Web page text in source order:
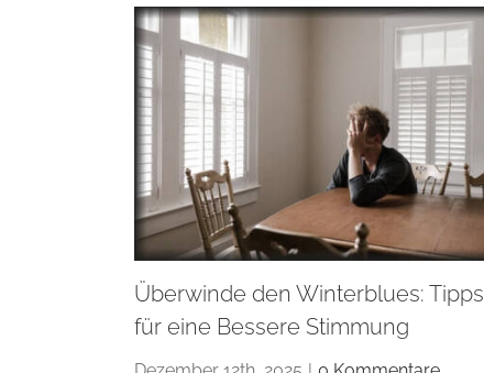
Überwinde den Winterblues: Tipps
für eine Bessere Stimmung